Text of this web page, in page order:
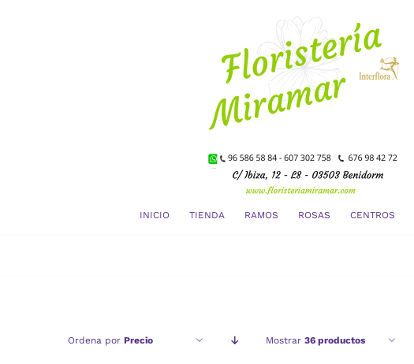
INICIO TIENDA RAMOS ROSAS CENTROS
Ordena por Precio Mostrar 36 productos